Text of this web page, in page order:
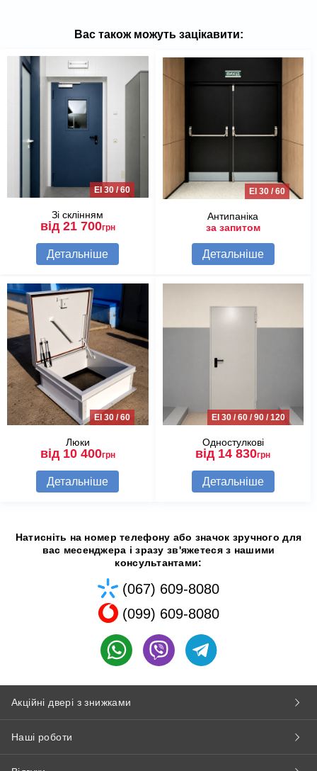
Вас також можуть зацікавити:
EI 30 / 60
Зі склінням
від 21 700грн
Детальніше
EI 30 / 60
Антипаніка
за запитом
Детальніше
EI 30 / 60
Люки
від 10 400грн
Детальніше
EI 30 / 60 / 90 / 120
Одностулкові
від 14 830грн
Детальніше
Натисніть на номер телефону або значок зручного для
вас месенджера і зразу зв'яжетеся з нашими
консультантами:
(067) 609-8080
(099) 609-8080
Акційні двері з знижками
Наші роботи